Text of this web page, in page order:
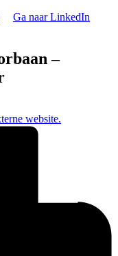
Ga naar LinkedIn
–
website.